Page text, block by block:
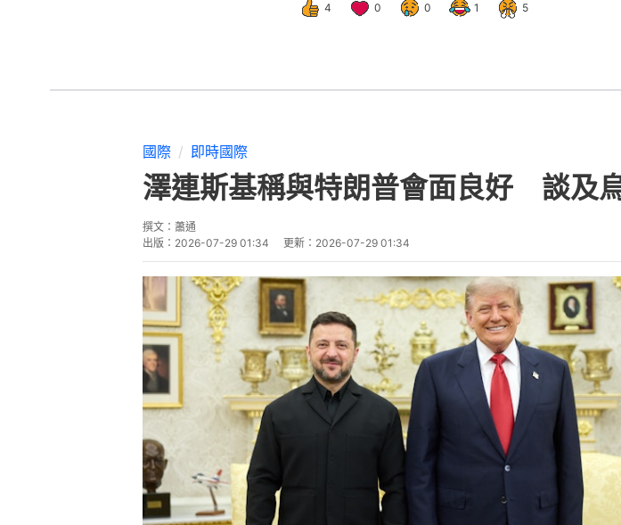
4 0 0 1 5
國際 即時國際
澤連斯基稱與特朗普會面良好 談及
撰文： 蕭通
出版： 2026-07-29 01:34 更新： 2026-07-29 01:34